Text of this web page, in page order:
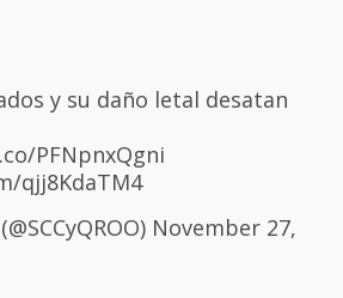
y su daño letal desatan
PFNpnxQgni
qjj8KdaTM4
November 27,